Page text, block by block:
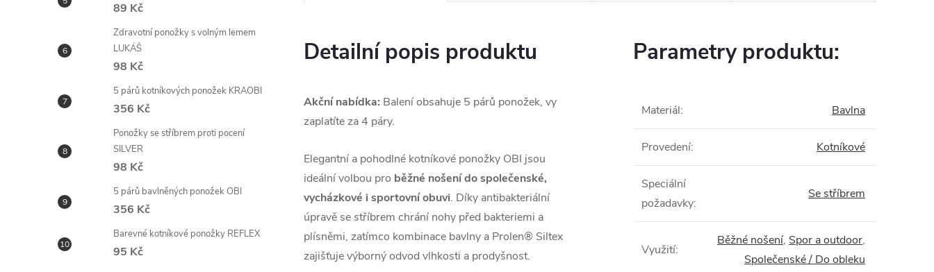
89 Kč
Zdravotní ponožky s volným lemem
LUKÁŠ
98 Kč
5 párů kotníkových ponožek KRAOBI
356 Kč
Ponožky se stříbrem proti pocení
SILVER
98 Kč
5 párů bavlněných ponožek OBI
356 Kč
Barevné kotníkové ponožky REFLEX
95 Kč
Detailní popis produktu
Akční nabídka: Balení obsahuje 5 párů ponožek, vy
zaplatíte za 4 páry.
Elegantní a pohodlné kotníkové ponožky OBI jsou
ideální volbou pro běžné nošení do společenské,
vycházkové i sportovní obuvi. Díky antibakteriální
úpravě se stříbrem chrání nohy před bakteriemi a
plísněmi, zatímco kombinace bavlny a Prolen® Siltex
zajišťuje výborný odvod vlhkosti a prodyšnost.
Parametry produktu:
Materiál: Bavlna
Provedení: Kotníkové
Speciální
požadavky:
Se stříbrem
Využití:
Běžné nošení, Spor a outdoor,
Společenské / Do obleku